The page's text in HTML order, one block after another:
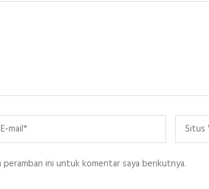
Situs
Web
ini untuk komentar saya berikutnya.